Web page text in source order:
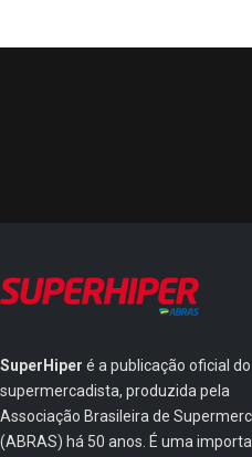
SuperHiper é a publicação oficial
supermercadista, produzida pela
Associação Brasileira de
(ABRAS) há 50 anos. É uma